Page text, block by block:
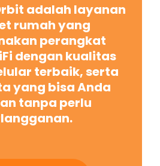
adalah layanan
rumah yang
perangkat
dengan kualitas
terbaik, serta
yang bisa Anda
tanpa perlu